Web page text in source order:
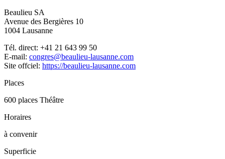
Beaulieu SA
Avenue des Bergières 10
1004 Lausanne
Tél. direct: +41 21 643 99 50
E-mail: congres@beaulieu-lausanne.com
Site offciel: https://beaulieu-lausanne.com
Places
600 places Théâtre
Horaires
à convenir
Superficie